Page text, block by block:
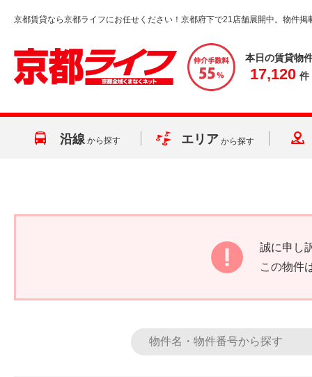
京都賃貸なら京都ライフにお任せください！京都府下で21店舗展開中。物件掲
本日の賃貸物
17,120 件
沿線 から探す エリア から探す
誠に申し
この物件